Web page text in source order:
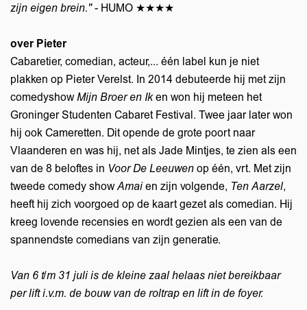
zijn eigen brein."- HUMO ★★★★
over Pieter
Cabaretier, comedian, acteur,... één label kun je niet
plakken op Pieter Verelst. In 2014 debuteerde hij met zijn
comedyshowMijn Broer en Iken won hij meteen het
Groninger Studenten Cabaret Festival. Twee jaar later won
hij ook Cameretten. Dit opende de grote poort naar
Vlaanderen en was hij, net als Jade Mintjes, te zien als een
van de 8 beloftes in Voor De Leeuwen op één, vrt. Met zijn
tweede comedy showAmaien zijn volgende, Ten Aarzel,
heeft hij zich voorgoed op de kaart gezet als comedian. Hij
kreeg lovende recensies en wordt gezien als een van de
spannendste comedians van zijn generatie.
Van 6 t/m 31 juli is de kleine zaal helaas niet bereikbaar
per lift i.v.m. de bouw van de roltrap en lift in de foyer.
Inzoomen